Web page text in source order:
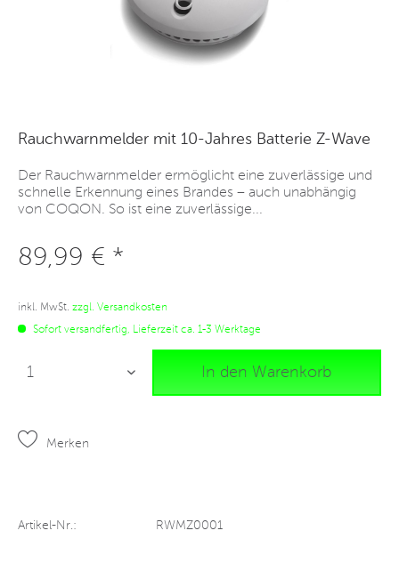
Rauchwarnmelder mit 10-Jahres Batterie Z-Wave
Der Rauchwarnmelder ermöglicht eine zuverlässige und
schnelle Erkennung eines Brandes – auch unabhängig
von COQON. So ist eine zuverlässige...
89,99 € *
inkl. MwSt. zzgl. Versandkosten
Sofort versandfertig, Lieferzeit ca. 1-3 Werktage
In den Warenkorb
Merken
Artikel-Nr.: RWMZ0001